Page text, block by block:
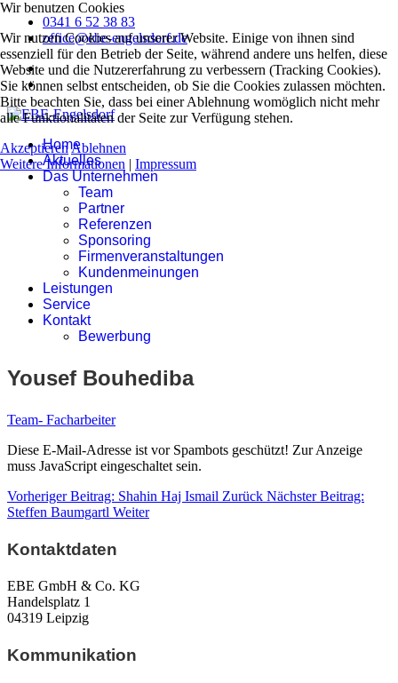
0341 6 52 38 83
office@ebe-engelsdorf.de
Home
Aktuelles
Das Unternehmen
Team
Partner
Referenzen
Sponsoring
Firmenveranstaltungen
Kundenmeinungen
Leistungen
Service
Kontakt
Bewerbung
Yousef Bouhediba
Team- Facharbeiter
Diese E-Mail-Adresse ist vor Spambots geschützt! Zur Anzeige
muss JavaScript eingeschaltet sein.
Vorheriger Beitrag: Shahin Haj Ismail Zurück Nächster Beitrag:
Steffen Baumgartl Weiter
Kontaktdaten
EBE GmbH & Co. KG
Handelsplatz 1
04319 Leipzig
Kommunikation
Wir benutzen Cookies
Wir nutzen Cookies auf unserer Website. Einige von ihnen sind
essenziell für den Betrieb der Seite, während andere uns helfen, diese
Website und die Nutzererfahrung zu verbessern (Tracking Cookies).
Sie können selbst entscheiden, ob Sie die Cookies zulassen möchten.
Bitte beachten Sie, dass bei einer Ablehnung womöglich nicht mehr
alle Funktionalitäten der Seite zur Verfügung stehen.
AkzeptierenAblehnen
Weitere Informationen | Impressum